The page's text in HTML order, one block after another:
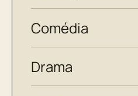
Comédia
Drama